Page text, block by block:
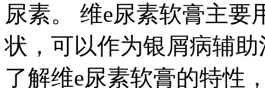
尿素。 维e尿素软膏主
状，可以作为银屑病辅
了解维e尿素软膏的特性